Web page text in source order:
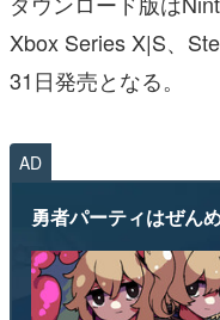
Xbox Series X|S、
31日発売となる。
AD
勇者パーティはぜん